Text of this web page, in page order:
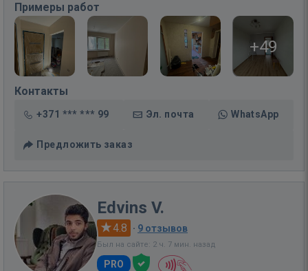
Примеры работ
+49
Контакты
+371 *** *** 99 Эл. почта WhatsApp
Предложить заказ
Edvins V.
4.8 · 9 отзывов
Был на сайте: 2 ч. 7 мин. назад
PRO